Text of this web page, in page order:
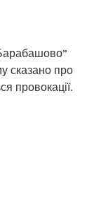
сказано про
провокації.